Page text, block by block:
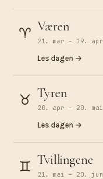
♈︎ Væren
21. mar – 19. apr
Les dagen →
♉︎ Tyren
20. apr – 20. mai
Les dagen →
♊︎ Tvillingene
21. mai – 20. jun